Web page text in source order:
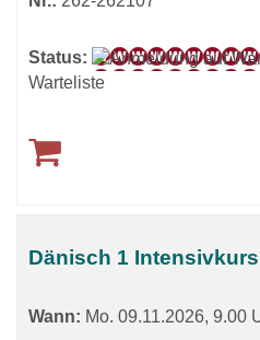
Status:
Warteliste
Dänisch 1 Intensivkurs
Wann: Mo. 09.11.2026, 9.00